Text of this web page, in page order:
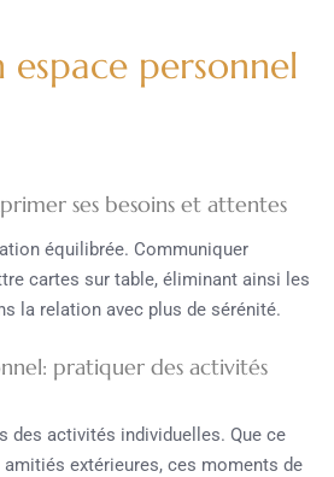
personnel
ses besoins et attentes
équilibrée. Communiquer
cartes sur table, éliminant ainsi les
la relation avec plus de sérénité.
pratiquer des activités
des activités individuelles. Que ce
extérieures, ces moments de